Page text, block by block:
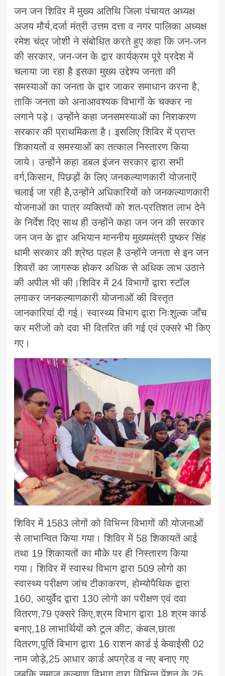
जन जन शिविर में मुख्य अतिथि जिला पंचायत अध्यक्ष
अजय मौर्य,दर्जा मंत्री उत्तम दत्ता व नगर पालिका अध्यक्ष
रमेश चंद्र जोशी ने संबोधित करते हुए कहा कि जन-जन
की सरकार, जन-जन के द्वार कार्यक्रम पूरे प्रदेश में
चलाया जा रहा है इसका मुख्य उद्देश्य जनता की
समस्याओं का जनता के द्वार जाकर समाधान करना है,
ताकि जनता को अनाआवश्यक विभागों के चक्कर ना
लगाने पड़े। उन्होंने कहा जनसमस्याओं का निराकरण
सरकार की प्राथमिकता है। इसलिए शिविर में प्राप्त
शिकायतों व समस्याओं का तत्काल निस्तारण किया
जाये। उन्होंने कहा डबल इंजन सरकार द्वारा सभी
वर्ग,किसान, पिछड़ों के लिए जनकल्याणकारी योजनाऐं
चलाई जा रही है,उन्होंने अधिकारियों को जनकल्याणकारी
योजनाओं का पात्र व्यक्तियों को शत-प्रतिशत लाभ देने
के निर्देश दिए साथ ही उन्होंने कहा जन जन की सरकार
जन जन के द्वार अभियान माननीय मुख्यमंत्री पुष्कर सिंह
धामी सरकार की श्रेष्ठ पहल है उन्होंने जनता से इन जन
शिवरों का जागरुक होकर अधिक से अधिक लाभ उठाने
की अपील भी की।शिविर में 24 विभागों द्वारा स्टॉल
लगाकर जनकल्याणकारी योजनाओं की विस्तृत
जानकारियां दी गई। स्वास्थ्य विभाग द्वारा निःशुल्क जाँच
कर मरीजों को दवा भी वितरित की गई एवं एक्सरे भी किए
गए।
शिविर में 1583 लोगों को विभिन्न विभागों की योजनाओं
से लाभान्वित किया गया। शिविर में 58 शिकायतें आई
तथा 19 शिकायतों का मौके पर ही निस्तारण किया
गया। शिविर में स्वास्थ विभाग द्वारा 509 लोगो का
स्वास्थ्य परीक्षण जांच टीकाकरण, होम्योपैथिक द्वारा
160, आयुर्वेद द्वारा 130 लोगो का परीक्षण एवं दवा
वितरण,79 एक्सरे किए,श्रम विभाग द्वारा 18 श्रम कार्ड
बनाए,18 लाभार्थियों को टूल कीट, कंबल,छाता
वितरण,पूर्ति विभाग द्वारा 16 राशन कार्ड ई केवाईसी 02
नाम जोड़े,25 आधार कार्ड अपग्रेड व नए बनाए गए